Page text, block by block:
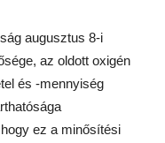
augusztus 8-i
az oldott oxigén
és -mennyiség
ez a minősítési